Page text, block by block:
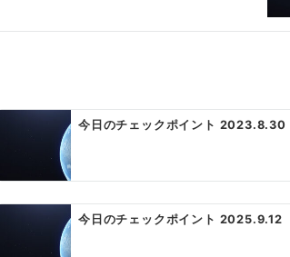
今日のチェックポイント 2023.8.30
今日のチェックポイント 2025.9.12